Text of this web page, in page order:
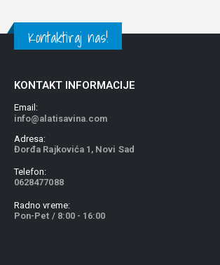
Kontaktiraj nas!
KONTAKT INFORMACIJE
Email:
info@alatisavina.com
Adresa:
Đorđa Rajkovića 1, Novi Sad
Telefon:
0628477088
Radno vreme:
Pon-Pet / 8:00 - 16:00